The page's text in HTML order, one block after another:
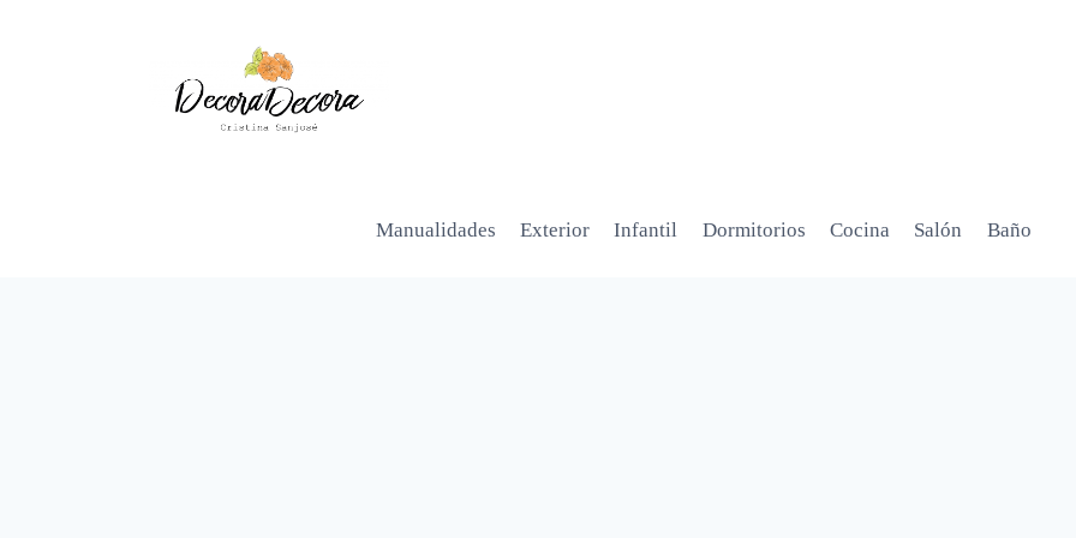
Manualidades Exterior Infantil Dormitorios Cocina Salón Baño